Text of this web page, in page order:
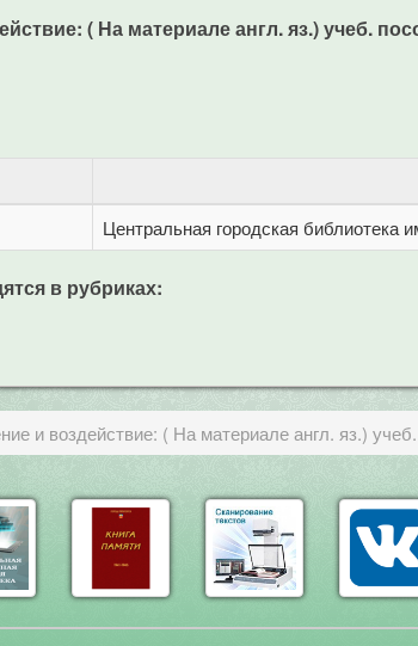
( На материале англ. яз.) учеб.
Центральная городская библиотека
в рубриках:
и воздействие: ( На материале англ. яз.)